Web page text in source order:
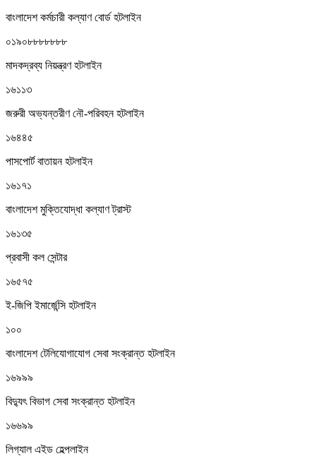
বাংলাদেশ কর্মচারী কল্যাণ বোর্ড হটলাইন
০১৯০৮৮৮৮৮৮৮
মাদকদ্রব্য নিয়ন্ত্রণ হটলাইন
১৬১১৩
জরুরী অভ্যন্তরীণ নৌ-পরিবহন হটলাইন
১৬৪৪৫
পাসপোর্ট বাতায়ন হটলাইন
১৬১৭১
বাংলাদেশ মুক্তিযোদ্ধা কল্যাণ ট্রাস্ট
১৬১৩৫
প্রবাসী কল সেন্টার
১৬৫৭৫
ই-জিপি ইমার্জেন্সি হটলাইন
১০০
বাংলাদেশ টেলিযোগাযোগ সেবা সংক্রান্ত হটলাইন
১৬৯৯৯
বিদ্যুৎ বিভাগ সেবা সংক্রান্ত হটলাইন
১৬৬৯৯
লিগ্যাল এইড হেল্পলাইন